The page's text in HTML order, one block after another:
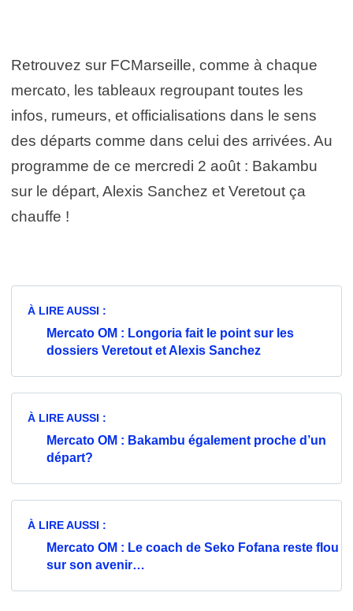
Retrouvez sur FCMarseille, comme à chaque
mercato, les tableaux regroupant toutes les
infos, rumeurs, et officialisations dans le sens
des départs comme dans celui des arrivées. Au
programme de ce mercredi 2 août : Bakambu
sur le départ, Alexis Sanchez et Veretout ça
chauffe !
À LIRE AUSSI :
Mercato OM : Longoria fait le point sur les
dossiers Veretout et Alexis Sanchez
À LIRE AUSSI :
Mercato OM : Bakambu également proche d’un
départ?
À LIRE AUSSI :
Mercato OM : Le coach de Seko Fofana reste flou
sur son avenir…